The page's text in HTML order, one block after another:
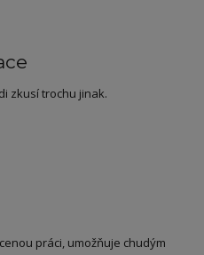
zkusí trochu jinak.
práci, umožňuje chudým